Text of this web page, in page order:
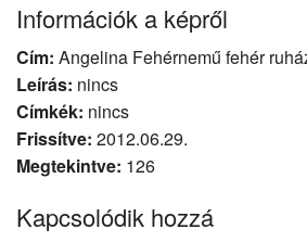
Információk a képről
Cím: Angelina Fehérnemű fehér
Leírás: nincs
Címkék: nincs
Frissítve: 2012.06.29.
Megtekintve: 126
Kapcsolódik hozzá